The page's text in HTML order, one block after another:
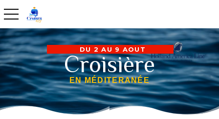
toggle navigation
DU 2 AU 9 AOUT
Croisière
EN MÉDITERANÉE